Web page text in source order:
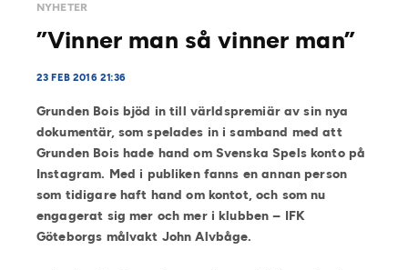
NYHETER
”Vinner man så vinner man”
23 FEB 2016 21:36
Grunden Bois bjöd in till världspremiär av sin nya
dokumentär, som spelades in i samband med att
Grunden Bois hade hand om Svenska Spels konto på
Instagram. Med i publiken fanns en annan person
som tidigare haft hand om kontot, och som nu
engagerat sig mer och mer i klubben – IFK
Göteborgs målvakt John Alvbåge.